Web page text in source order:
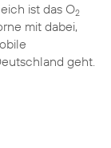
ist das O2
mit dabei,
geht.